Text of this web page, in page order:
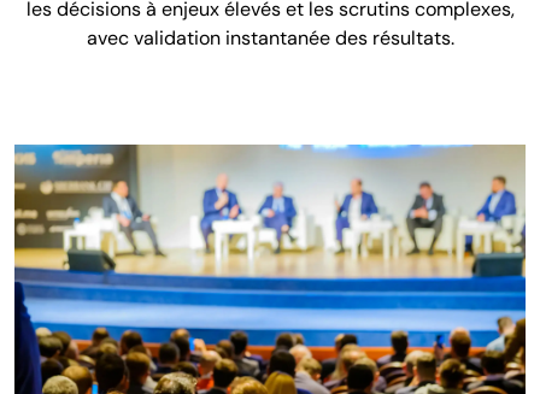
les décisions à enjeux élevés et les scrutins complexes,
avec validation instantanée des résultats.